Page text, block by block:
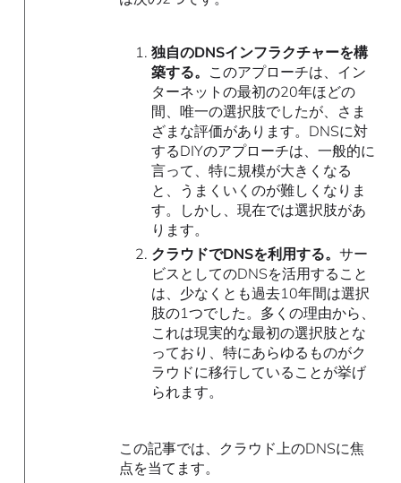
独自のDNSインフラクチャーを構
築する。 このアプローチは、イン
ターネットの最初の20年ほどの
間、唯一の選択肢でしたが、さま
ざまな評価があります。DNSに対
するDIYのアプローチは、一般的に
言って、特に規模が大きくなる
と、うまくいくのが難しくなりま
す。しかし、現在では選択肢があ
ります。
クラウドでDNSを利用する。 サー
ビスとしてのDNSを活用すること
は、少なくとも過去10年間は選択
肢の1つでした。多くの理由から、
これは現実的な最初の選択肢とな
っており、特にあらゆるものがク
ラウドに移行していることが挙げ
られます。
この記事では、クラウド上のDNSに焦
点を当てます。